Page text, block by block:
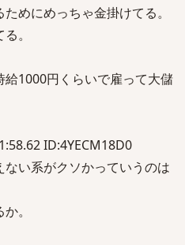
めにめっちゃ金掛けてる。
。
1000円くらいで雇って大儲
ID:4YECM18D0
い系がクソかっていうのは
。